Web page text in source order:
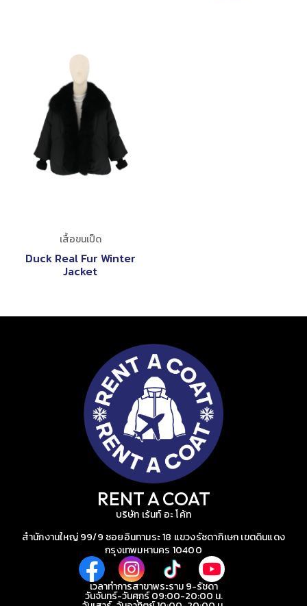
เสื้อขนเป็ด
Duck Real Fur Winter
Jacket
RENT A COAT
บริษัท เร้นท์ อะ โค้ท
สำนักงานใหญ่ 99/9 ซอยอินทามระ 18 แขวงรัชดาภิเษก เขตดินแดง
กรุงเทพมหานคร 10400
เวลาทำการสาขาพระราม 9-รัชดา
วันจันทร์-วันศุกร์ 09:00-20:00 น.